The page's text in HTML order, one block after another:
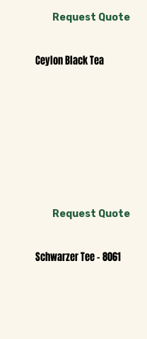
Request Quote
Ceylon Black Tea
Request Quote
Schwarzer Tee - 8061